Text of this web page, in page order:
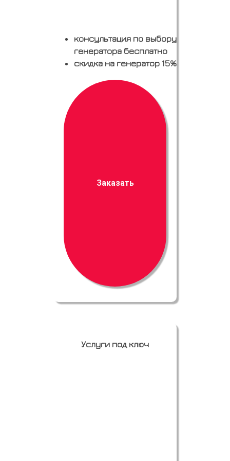
консультация по выбору
генератора бесплатно
скидка на генератор 15%
Заказать
Услуги под ключ